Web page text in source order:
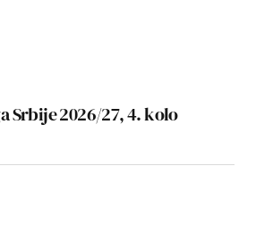
Srbije 2026/27, 4. kolo